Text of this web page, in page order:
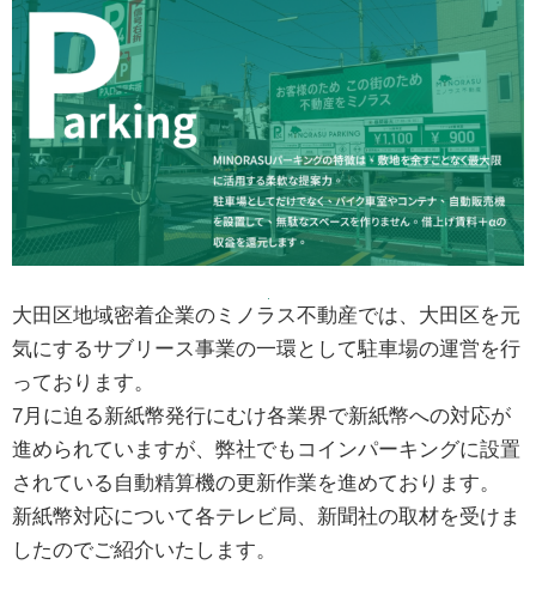
大田区地域密着企業のミノラス不動産では、大田区を元
気にするサブリース事業の一環として駐車場の運営を行
っております。
7月に迫る新紙幣発行にむけ各業界で新紙幣への対応が
進められていますが、弊社でもコインパーキングに設置
されている自動精算機の更新作業を進めております。
新紙幣対応について各テレビ局、新聞社の取材を受けま
したのでご紹介いたします。